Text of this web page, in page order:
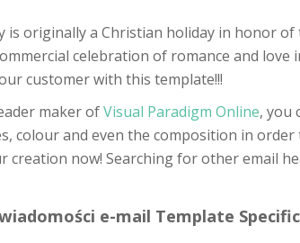
is originally a Christian holiday in honor
celebration of romance and
customer with this template!!!
maker ofVisual Paradigm Online, you
colour and even the composition in
creation now! Searching for other email
e-mail Template